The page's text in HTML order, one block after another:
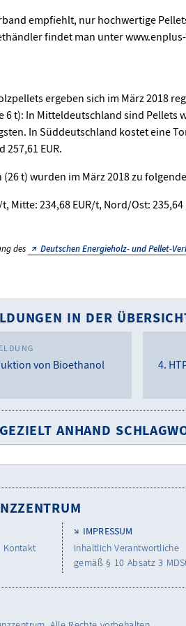
empfiehlt, nur hochwertige
findet man unter
ergeben sich im März 2018
6 t): In Mitteldeutschland sind Pellets
In Süddeutschland kostet eine
EUR.
(26 t) wurden im März 2018 zu
t, Mitte: 234,68 EUR/t, Nord/Ost:
des Deutschen Energieholz- und Pellet-
IN DER
von Bioethanol
4.
ANHAND
Kontakt
IMPRESSUM
Inhaltlich Verantwortliche
gemäß § 10 Absatz 3